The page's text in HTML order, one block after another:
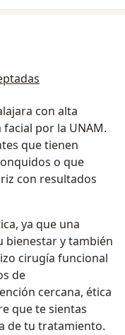
con alta
por la UNAM.
que tienen
o que
con resultados
ya que una
bienestar y también
cirugía funcional
de
cercana, ética
que te sientas
de tu tratamiento.